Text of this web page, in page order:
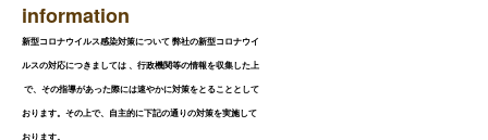
information
新型コロナウイルス感染対策について 弊社の新型コロナウイ
ルスの対応につきましては 、行政機関等の情報を収集した上
で、その指導があった際には速やかに対策をとることとして
おります。その上で、自主的に下記の通りの対策を実施して
おります。